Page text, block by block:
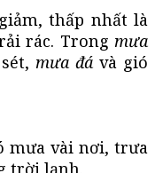
thấp nhất là
rác. Trong mưa
mưa đá và gió
mưa vài nơi, trưa
trời lạnh.